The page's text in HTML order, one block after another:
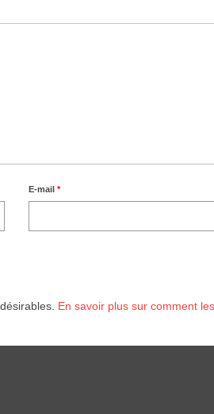
E-mail*
En savoir plus sur comment